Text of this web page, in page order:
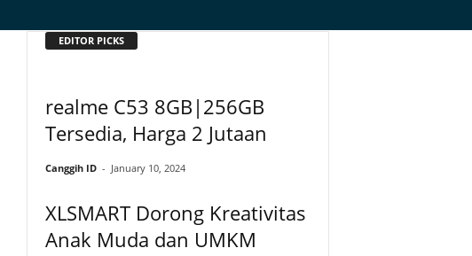
EDITOR PICKS
realme C53 8GB|256GB
Tersedia, Harga 2 Jutaan
Canggih ID - January 10, 2024
XLSMART Dorong Kreativitas
Anak Muda dan UMKM